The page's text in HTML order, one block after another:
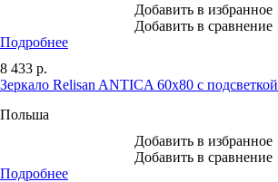
Добавить в избранное
Добавить в сравнение
Подробнее
8 433 р.
Зеркало Relisan ANTICA 60х80 с подсветкой
Польша
Добавить в избранное
Добавить в сравнение
Подробнее